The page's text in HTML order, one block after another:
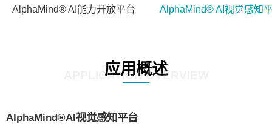
AlphaMind® AI能力开放平台 AlphaMind® AI视觉感知
应用概述
APPLICATION OVERVIEW
AlphaMind®AI视觉感知平台